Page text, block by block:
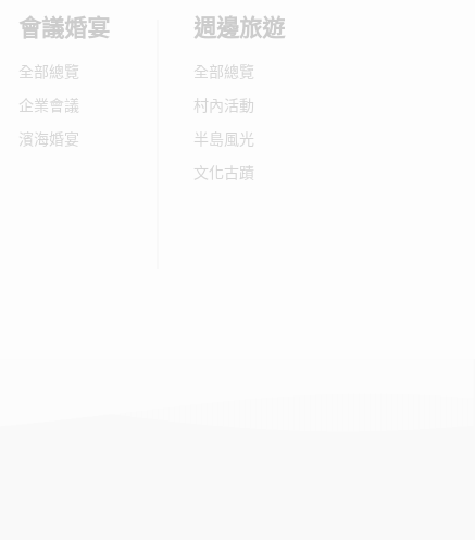
會議婚宴
全部總覽
企業會議
濱海婚宴
週邊旅遊
全部總覽
村內活動
半島風光
文化古蹟